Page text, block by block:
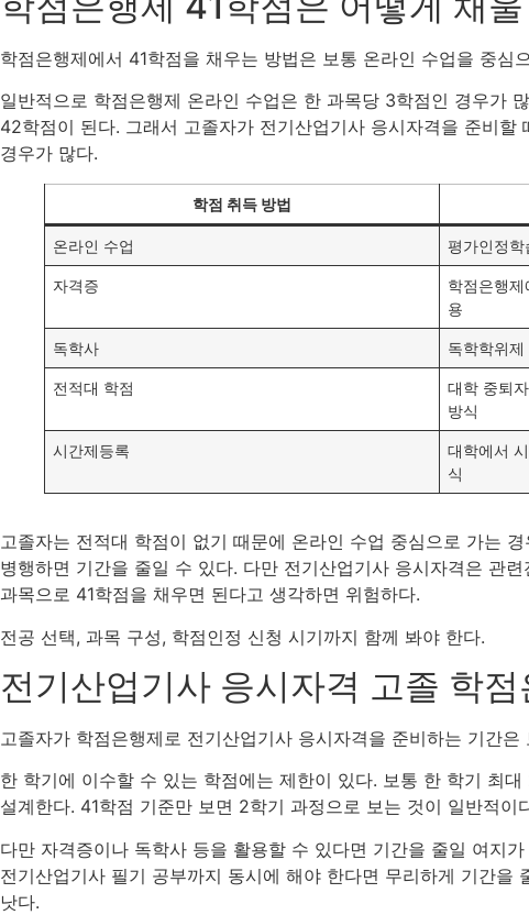
학점은행제에서 41학점을 채우는 방법은 보통 온라인 수업을 중심
일반적으로 학점은행제 온라인 수업은 한 과목당 3학점인 경우가
42학점이 된다. 그래서 고졸자가 전기산업기사 응시자격을 준비할
경우가 많다.
학점 취득 방법
온라인 수업 평가인정학
자격증
학점은행
용
독학사 독학학위
전적대 학점
대학 중퇴
방식
시간제등록
대학에서
식
고졸자는 전적대 학점이 없기 때문에 온라인 수업 중심으로 가는
병행하면 기간을 줄일 수 있다. 다만 전기산업기사 응시자격은 관
과목으로 41학점을 채우면 된다고 생각하면 위험하다.
전공 선택, 과목 구성, 학점인정 신청 시기까지 함께 봐야 한다.
전기산업기사 응시자격 고졸 학
고졸자가 학점은행제로 전기산업기사 응시자격을 준비하는 기간
한 학기에 이수할 수 있는 학점에는 제한이 있다. 보통 한 학기 최
설계한다. 41학점 기준만 보면 2학기 과정으로 보는 것이 일반적이
다만 자격증이나 독학사 등을 활용할 수 있다면 기간을 줄일 여지
전기산업기사 필기 공부까지 동시에 해야 한다면 무리하게 기간을
낫다.